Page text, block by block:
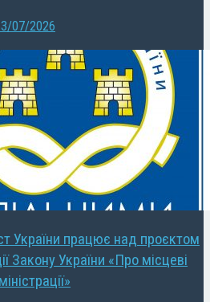
07/2026
України працює над проєктом
Закону України «Про місцеві